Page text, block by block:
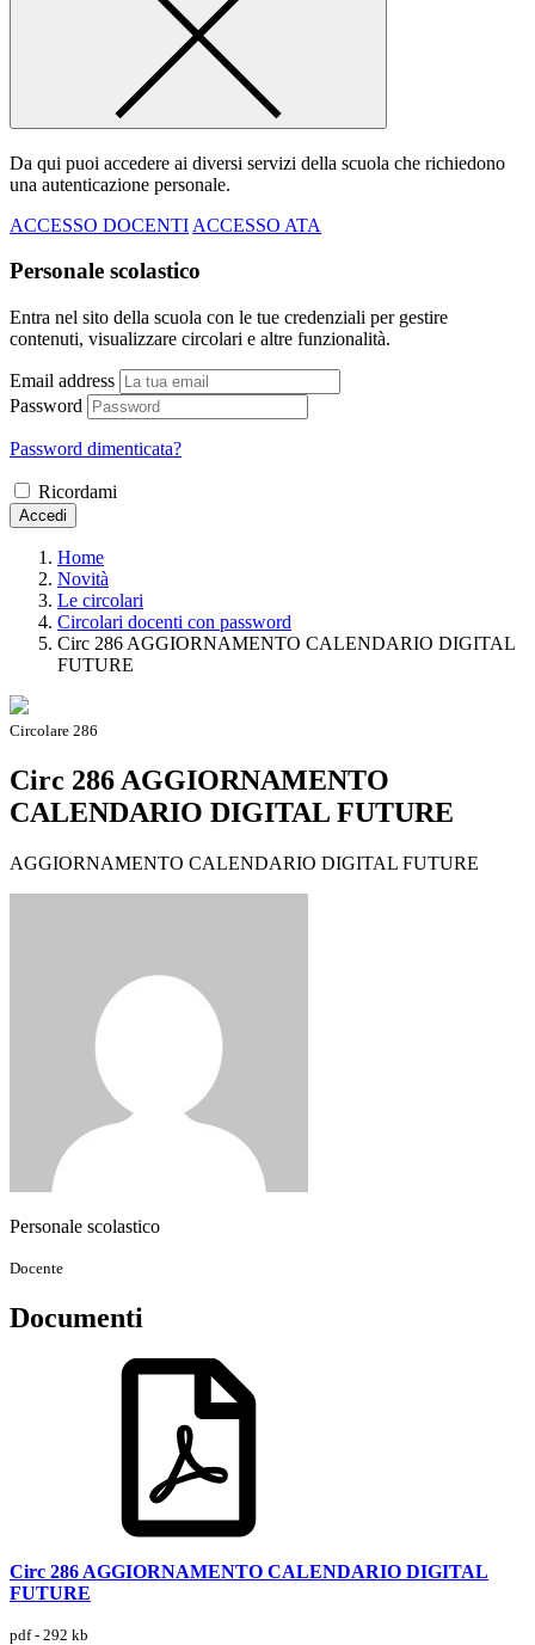
Da qui puoi accedere ai diversi servizi della scuola che richiedono
una autenticazione personale.
ACCESSO DOCENTI ACCESSO ATA
Personale scolastico
Entra nel sito della scuola con le tue credenziali per gestire
contenuti, visualizzare circolari e altre funzionalità.
Email address
Password
Password dimenticata?
Ricordami
Accedi
Home
Novità
Le circolari
Circolari docenti con password
Circ 286 AGGIORNAMENTO CALENDARIO DIGITAL
FUTURE
Circolare 286
Circ 286 AGGIORNAMENTO
CALENDARIO DIGITAL FUTURE
AGGIORNAMENTO CALENDARIO DIGITAL FUTURE
Personale scolastico
Docente
Documenti
Circ 286 AGGIORNAMENTO CALENDARIO DIGITAL
FUTURE
pdf - 292 kb